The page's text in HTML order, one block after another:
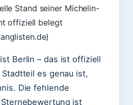
Stand seiner Michelin-
offiziell belegt
Berlin – das ist offiziell
es genau ist,
Die fehlende
ist